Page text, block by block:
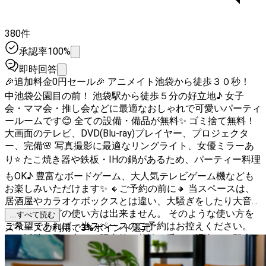
380件
承認率100%
即時回答
🎉追加料金0円セール🎉 アニメイト池袋から徒歩３０秒！
中池袋公園目の前！ 池袋駅から徒歩５分の好立地♪ 女子
会・ママ会・推し会などに最適なおしゃれで可愛いパーティ
ールームです😊 全ての設備・備品が無料✨ ゴミ捨て無料！
大画面のテレビ、DVD(Blu-ray)プレイヤー、プロジェクタ
ー、完備🌸 写真撮影に最適なリングライト、女優ミラーあ
り⭐️ たこ焼き器や鉄板・IHの鍋があるため、パーティー料理
もOK♪ 豊富なボードゲーム、大人気テレビゲーム機なども
お楽しみいただけます✨ 🔸ご予約の前に🔸 当スペースは、
居酒屋やカラオケボックスとは違い、大騒ぎをしたり大音量
を鳴らすなどの使い方は出来ません。 そのような使い方を
ご希望であれば、当スペースのご予約はお控えください。
もし近隣住民の方より騒音等の苦情を受けた場合は、即座に
ご退室いただくこととなり、ご利用料金の返金等は一切いた
...すべて読む
スペースご利用で3%ポイント還元